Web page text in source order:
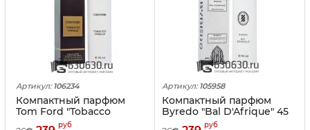
Артикул: 106234
Компактный парфюм
Tom Ford "Tobacco
Vanille" 45 ml
руб
Артикул: 105958
Компактный парфюм
Byredo "Bal D'Afrique" 45
руб